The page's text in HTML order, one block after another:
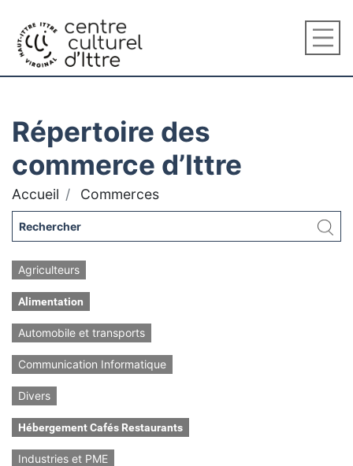
Répertoire des
commerce d’Ittre
Accueil Commerces
Agriculteurs
Alimentation
Automobile et transports
Communication Informatique
Divers
Hébergement Cafés Restaurants
Industries et PME